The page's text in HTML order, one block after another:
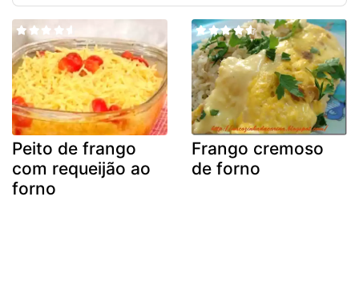
Peito de frango
com requeijão ao
forno
Frango cremoso
de forno